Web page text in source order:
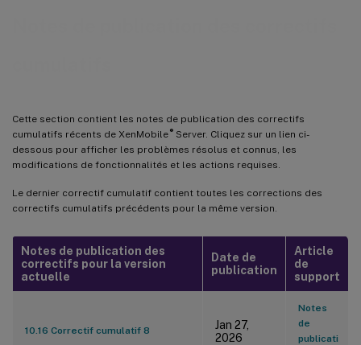
Cette section contient les notes de publication des correctifs
cumulatifs récents de XenMobile ®Server. Cliquez sur un lien ci-
dessous pour afficher les problèmes résolus et connus, les
modifications de fonctionnalités et les actions requises.
Le dernier correctif cumulatif contient toutes les corrections des
correctifs cumulatifs précédents pour la même version.
Notes de publication des
correctifs pour la version
actuelle
Date de
publication
Article
de
support
10.16 Correctif cumulatif 8
Jan 27,
2026
Notes
de
publicati